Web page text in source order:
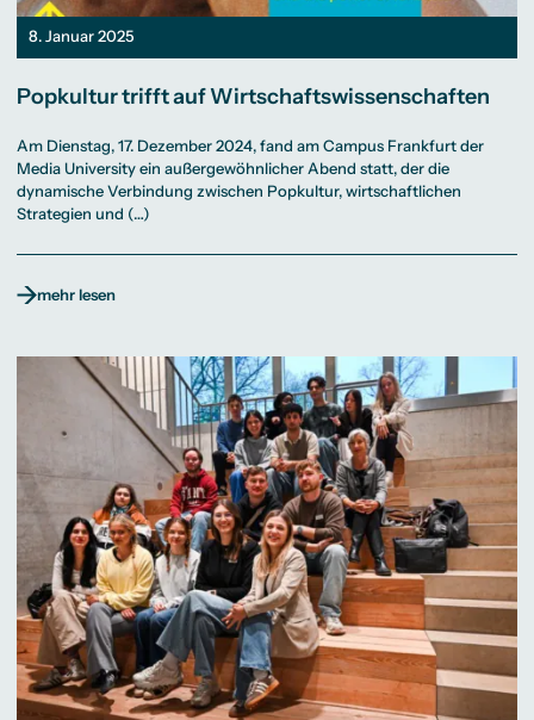
8. Januar 2025
Popkultur trifft auf Wirtschaftswissenschaften
Am Dienstag, 17. Dezember 2024, fand am Campus Frankfurt der
Media University ein außergewöhnlicher Abend statt, der die
dynamische Verbindung zwischen Popkultur, wirtschaftlichen
Strategien und (…)
mehr lesen